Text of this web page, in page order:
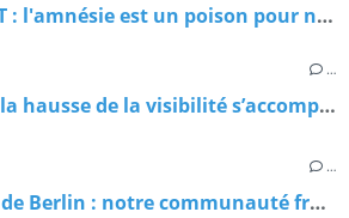
Stonewall sans le T : l'amnésie est un poison pour nos luttes
…
Travail : Pourquoi la hausse de la visibilité s’accompagne d’un pic de violences ?
…
Attaque à la Pride de Berlin : notre communauté frappée en plein cœur du Christopher Street Day 2026